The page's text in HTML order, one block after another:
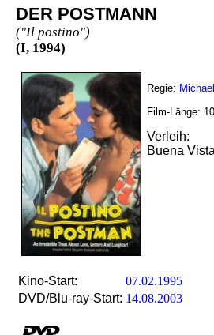
DER POSTMANN
("Il postino")
(I, 1994)
Regie:
Film-Länge:
Verleih:
Buena Vista
Kino-Start:
07.02.1995
DVD/Blu-ray-Start: 14.08.2003